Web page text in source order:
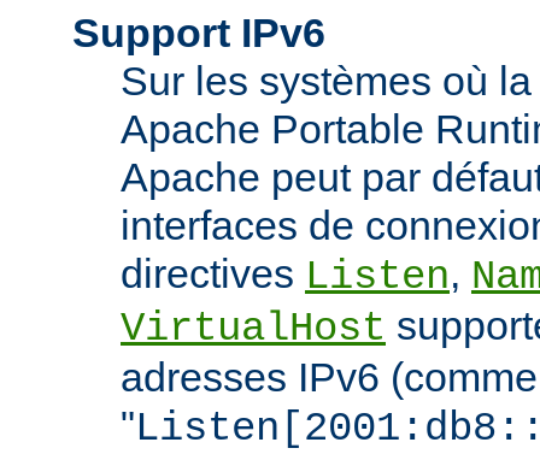
Support IPv6
Sur les systèmes où
Apache Portable
Apache peut par
interfaces de
directives Listen,
VirtualHost
adresses IPv6
"